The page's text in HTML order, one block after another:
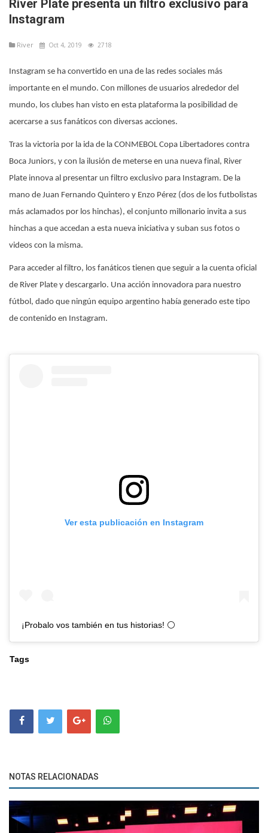
River Plate presenta un filtro exclusivo para
Instagram
River Oct 4, 2019 2718
Instagram se ha convertido en una de las redes sociales más
importante en el mundo. Con millones de usuarios alrededor del
mundo, los clubes han visto en esta plataforma la posibilidad de
acercarse a sus fanáticos con diversas acciones.
Tras la victoria por la ida de la CONMEBOL Copa Libertadores contra
Boca Juniors, y con la ilusión de meterse en una nueva final, River
Plate innova al presentar un filtro exclusivo para Instagram. De la
mano de Juan Fernando Quintero y Enzo Pérez (dos de los futbolistas
más aclamados por los hinchas), el conjunto millonario invita a sus
hinchas a que accedan a esta nueva iniciativa y suban sus fotos o
videos con la misma.
Para acceder al filtro, los fanáticos tienen que seguir a la cuenta oficial
de River Plate y descargarlo. Una acción innovadora para nuestro
fútbol, dado que ningún equipo argentino había generado este tipo
de contenido en Instagram.
Ver esta publicación en Instagram
¡Probalo vos también en tus historias! ⚪️
Tags
NOTAS RELACIONADAS